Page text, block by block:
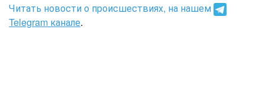
Читать новости о происшествиях, на нашем
Telegram канале.